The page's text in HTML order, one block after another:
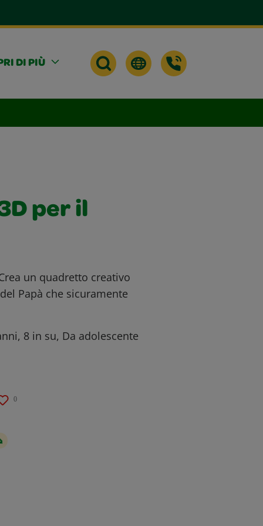
DI PIÙ
per il
un quadretto creativo
Papà che sicuramente
8 in su, Da adolescente
0